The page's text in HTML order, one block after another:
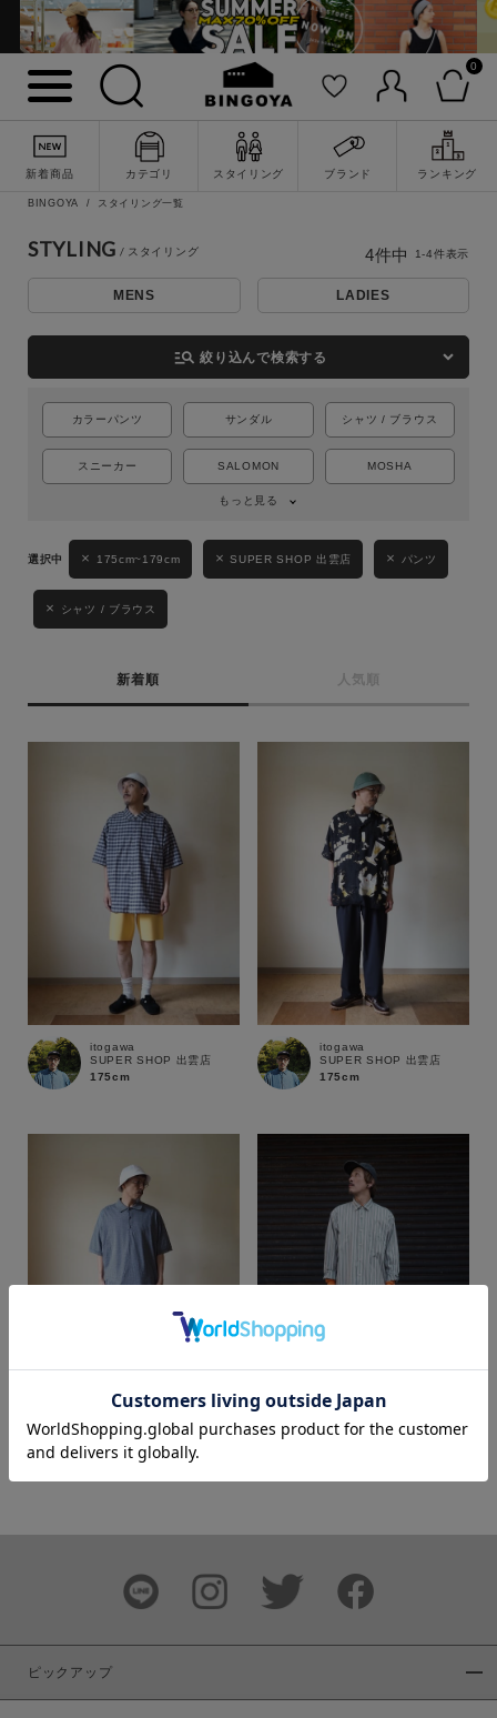
0
新着商品 カテゴリ スタイリング ブランド ランキング
詳細検索
キーワード
MENS KIDS
BINGOYA スタイリング一覧
STYLING
MENS LADIES
manage_search 絞り込んで検索する
カラーパンツ サンダル シャツ / ブラウス
スニーカー SALOMON MOSHA
もっと見る
175cm~179cm SUPER SHOP 出雲店 パンツ
シャツ / ブラウス
新着順 人気順
4件中 1-4件表示
itogawa
SUPER SHOP 出雲店
175cm
itogawa
SUPER SHOP 出雲店
175cm
itogawa
SUPER SHOP 出雲店
itogawa
ピックアップ